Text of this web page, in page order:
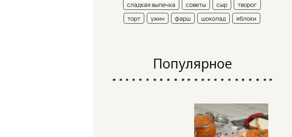
сладкая выпечка
советы сыр
творог
торт
ужин фарш шоколад яблоки
Популярное